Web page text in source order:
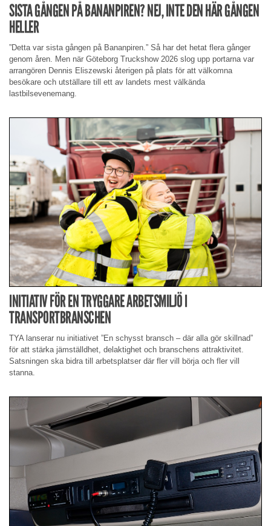
SISTA GÅNGEN PÅ BANANPIREN? NEJ, INTE DEN HÄR GÅNGEN
HELLER
”Detta var sista gången på Bananpiren.” Så har det hetat flera gånger
genom åren. Men när Göteborg Truckshow 2026 slog upp portarna var
arrangören Dennis Eliszewski återigen på plats för att välkomna
besökare och utställare till ett av landets mest välkända
lastbilsevenemang.
INITIATIV FÖR EN TRYGGARE ARBETSMILJÖ I
TRANSPORTBRANSCHEN
TYA lanserar nu initiativet ”En schysst bransch – där alla gör skillnad”
för att stärka jämställdhet, delaktighet och branschens attraktivitet.
Satsningen ska bidra till arbetsplatser där fler vill börja och fler vill
stanna.